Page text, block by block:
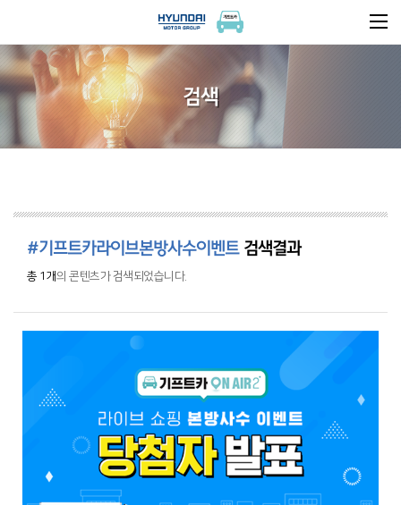
검색
#기프트카라이브본방사수이벤트검색결과
총 1개의 콘텐츠가 검색되었습니다.